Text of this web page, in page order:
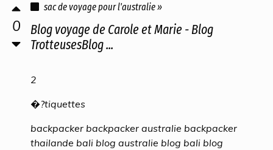
0
sac de voyage pour l'australie »
Blog voyage de Carole et Marie - Blog
TrotteusesBlog ...
2
�?tiquettes
backpacker backpacker australie backpacker
thailande bali blog australie blog bali blog